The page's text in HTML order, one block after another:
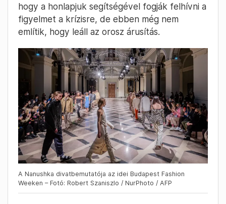
hogy a honlapjuk segítségével fogják felhívni a
figyelmet a krízisre, de ebben még nem
említik, hogy leáll az orosz árusítás.
A Nanushka divatbemutatója az idei Budapest Fashion
Weeken – Fotó: Robert Szaniszlo / NurPhoto / AFP